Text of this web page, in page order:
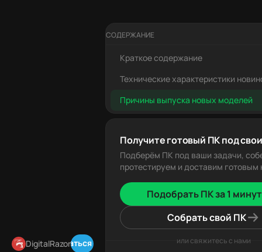
DigitalRazor
Подписаться в Telegram
СОДЕРЖАНИЕ
Краткое содержание
Технические характеристики
Причины выпуска новых моделей
Получите готовый ПК под
Подберём ПК под ваши задачи,
протестируем и доставим готовым
Подобрать ПК за 1
Собрать свой ПК
или свяжитесь с нами